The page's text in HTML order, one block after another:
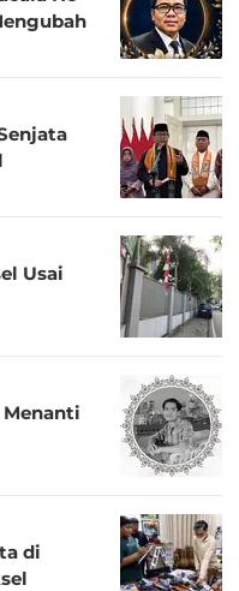
Usai
Menanti
di